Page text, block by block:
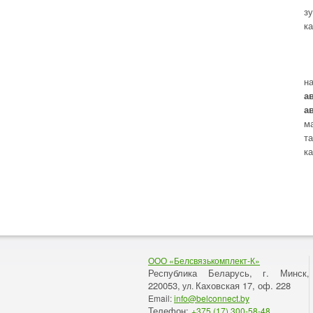
ООО «Белсвязькомплект-К»
Республика Беларусь, г. Минск,
220053, ул. Каховская 17, оф. 228
Email:info@belconnect.by
+375 (17) 300-58-48